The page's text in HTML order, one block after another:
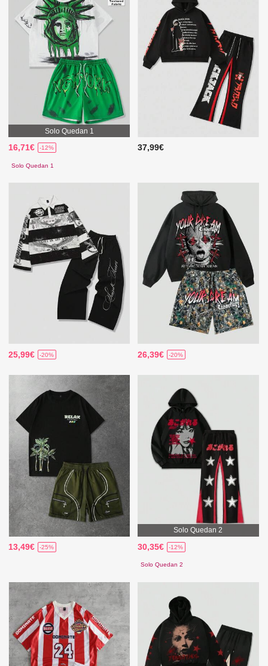
Solo Quedan 1
16,71€ -12%
Solo Quedan 1
37,99€
25,99€ -20% 26,39€ -20%
13,49€ -25%
Solo Quedan 2
30,35€ -12%
Solo Quedan 2